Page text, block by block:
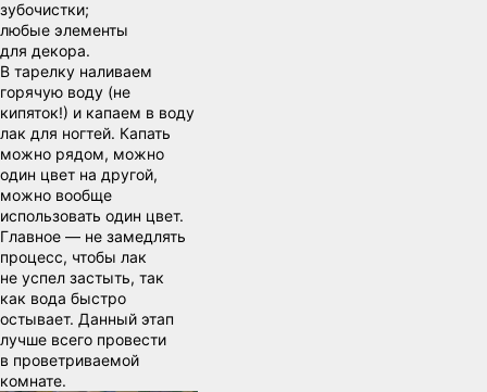
зубочистки;
любые элементы
для декора.
В тарелку наливаем
горячую воду (не
кипяток!) и капаем в воду
лак для ногтей. Капать
можно рядом, можно
один цвет на другой,
можно вообще
использовать один цвет.
Главное — не замедлять
процесс, чтобы лак
не успел застыть, так
как вода быстро
остывает. Данный этап
лучше всего провести
в проветриваемой
комнате.